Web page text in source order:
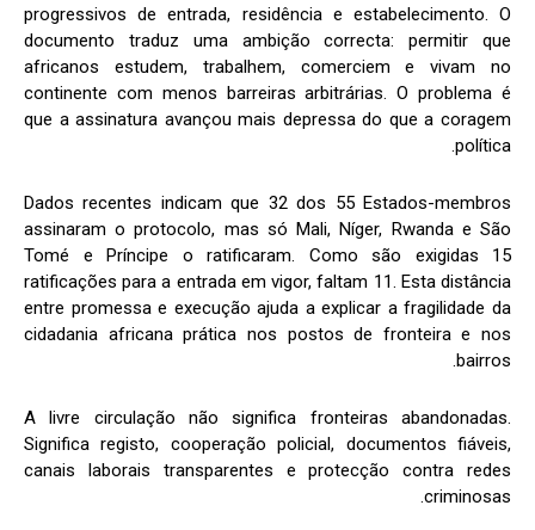
progressivos de entrada, residência e estabelecimento. O
documento traduz uma ambição correcta: permitir que
africanos estudem, trabalhem, comerciem e vivam no
continente com menos barreiras arbitrárias. O problema é
que a assinatura avançou mais depressa do que a coragem
política.
Dados recentes indicam que 32 dos 55 Estados-membros
assinaram o protocolo, mas só Mali, Níger, Rwanda e São
Tomé e Príncipe o ratificaram. Como são exigidas 15
ratificações para a entrada em vigor, faltam 11. Esta distância
entre promessa e execução ajuda a explicar a fragilidade da
cidadania africana prática nos postos de fronteira e nos
bairros.
A livre circulação não significa fronteiras abandonadas.
Significa registo, cooperação policial, documentos fiáveis,
canais laborais transparentes e protecção contra redes
criminosas.